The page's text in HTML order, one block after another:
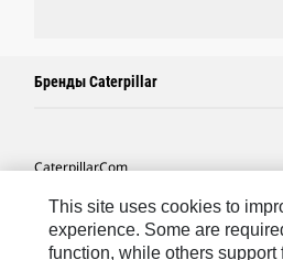
Бренды Caterpillar
Caterpillar.com
Связаться С Caterpillar
Карта Сайта
This site uses cookies to
experience. Some are
function, while others support